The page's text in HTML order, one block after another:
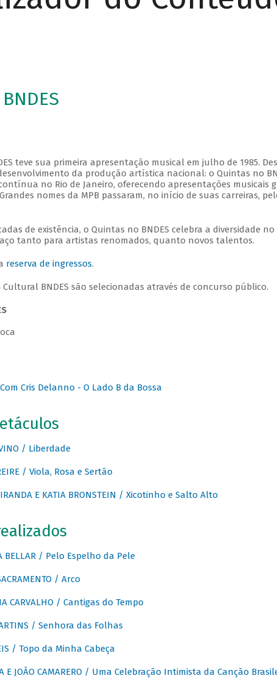
teve sua primeira apresentação musical em julho de 1985.
da produção artística nacional: o Quintas no
no Rio de Janeiro, oferecendo apresentações musicais
nomes da MPB passaram, no início de suas carreiras,
de existência, o Quintas no BNDES celebra a diversidade
tanto para artistas renomados, quanto novos talentos.
reserva de ingressos.
Cultural BNDES são selecionadas através de concurso público.
Com Cris Delanno - O Lado B da Bossa
/ Liberdade
/ Viola, Rosa e Sertão
E KATIA BRONSTEIN / Xicotinho e Salto Alto
BELLAR / Pelo Espelho da Pele
/ Arco
CARVALHO / Cantigas do Tempo
/ Senhora das Folhas
/ Topo da Minha Cabeça
E JOÃO CAMARERO / Uma Celebração Intimista da Canção